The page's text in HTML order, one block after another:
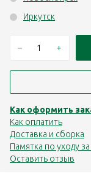
Иркутск
– +
Как оформить
Как оплатить
Доставка и сборка
Памятка по уходу
Оставить отзыв